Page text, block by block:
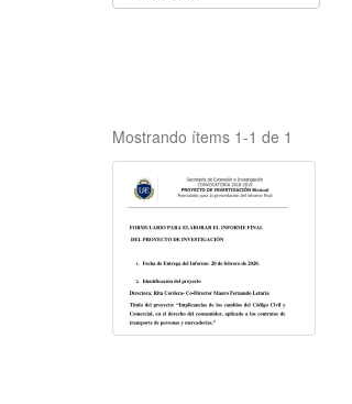
Mostrando ítems 1-1 de 1